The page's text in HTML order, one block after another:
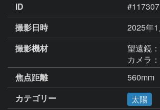
ID
#117307
撮影日時
2025年
撮影機材
望遠鏡
カメラ
焦点距離
560mm
カテゴリー
太陽